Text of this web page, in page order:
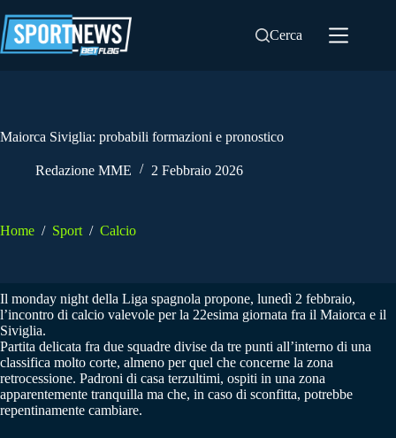
al
contenuto
Cerca
Maiorca Siviglia: probabili formazioni e pronostico
Redazione MME 2 Febbraio 2026
Home / Sport / Calcio
Il monday night della Liga spagnola propone, lunedì 2 febbraio,
l’incontro di calcio valevole per la 22esima giornata fra il Maiorca e il
Siviglia.
Partita delicata fra due squadre divise da tre punti all’interno di una
classifica molto corte, almeno per quel che concerne la zona
retrocessione. Padroni di casa terzultimi, ospiti in una zona
apparentemente tranquilla ma che, in caso di sconfitta, potrebbe
repentinamente cambiare.